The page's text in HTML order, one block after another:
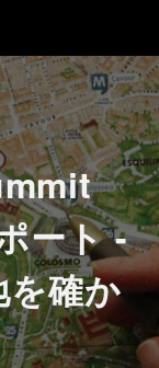
ート -
確か